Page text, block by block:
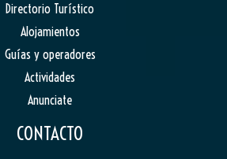
Directorio Turístico
Alojamientos
Guías y operadores
Actividades
Anunciate
CONTACTO